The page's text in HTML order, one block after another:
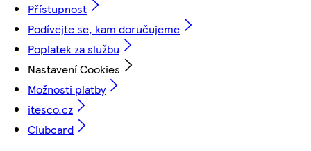
Přístupnost
Podívejte se, kam doručujeme
Poplatek za službu
Nastavení Cookies
Možnosti platby
itesco.cz
Clubcard